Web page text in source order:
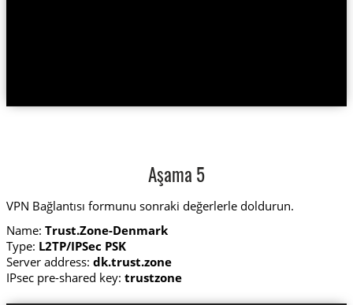
Aşama 5
VPN Bağlantısı formunu sonraki değerlerle doldurun.
Name: Trust.Zone-Denmark
Type: L2TP/IPSec PSK
Server address: dk.trust.zone
IPsec pre-shared key: trustzone